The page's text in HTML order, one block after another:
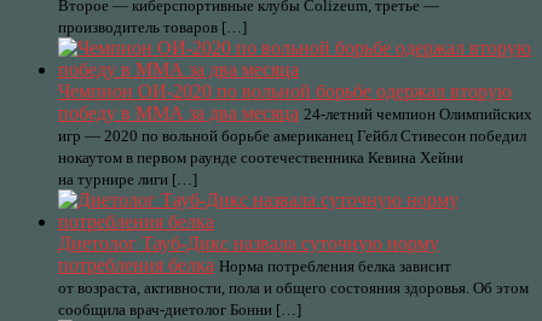
Второе — киберспортивные клубы Colizeum, третье —
производитель товаров […]
Чемпион ОИ-2020 по вольной борьбе одержал вторую
победу в ММА за два месяца 24-летний чемпион Олимпийских
игр — 2020 по вольной борьбе американец Гейбл Стивесон победил
нокаутом в первом раунде соотечественника Кевина Хейни
на турнире лиги […]
Диетолог Тауб-Дикс назвала суточную норму
потребления белка Норма потребления белка зависит
от возраста, активности, пола и общего состояния здоровья. Об этом
сообщила врач-диетолог Бонни […]